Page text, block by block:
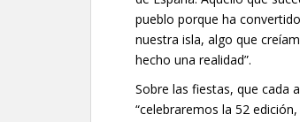
pueblo porque ha
nuestra isla, algo que
hecho una realidad”.
Sobre las fiestas, que cada
“celebraremos la 52